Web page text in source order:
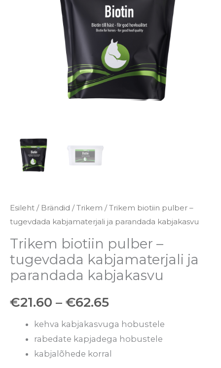
Esileht / Brändid /Trikem / Trikem biotiin pulber –
tugevdada kabjamaterjali ja parandada kabjakasvu
Trikem biotiin pulber –
tugevdada kabjamaterjali ja
parandada kabjakasvu
€21.60 – €62.65
€62.65
kehva kabjakasvuga hobustele
rabedate kapjadega hobustele
kabjalõhede korral
kabjamaterjali